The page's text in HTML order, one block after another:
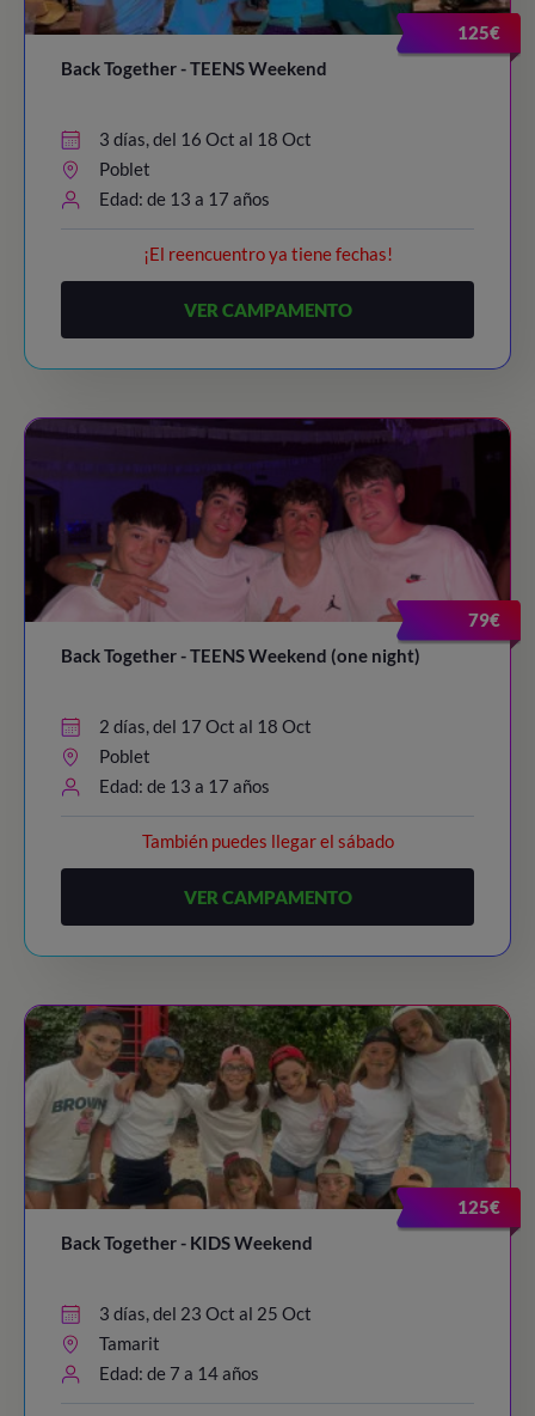
125€
Back Together - TEENS Weekend
3 días, del 16 Oct al 18 Oct
Poblet
Edad: de 13 a 17 años
¡El reencuentro ya tiene fechas!
VER CAMPAMENTO
79€
Back Together - TEENS Weekend (one night)
2 días, del 17 Oct al 18 Oct
Poblet
Edad: de 13 a 17 años
También puedes llegar el sábado
VER CAMPAMENTO
125€
Back Together - KIDS Weekend
3 días, del 23 Oct al 25 Oct
Tamarit
Edad: de 7 a 14 años